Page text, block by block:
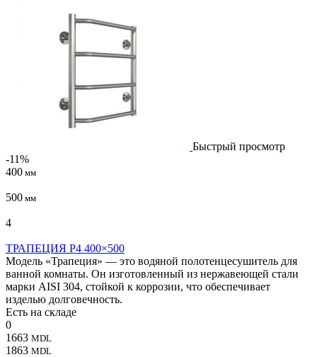
Быстрый просмотр
-11%
400 мм
500 мм
4
ТРАПЕЦИЯ P4 400×500
Модель «Трапеция» — это водяной полотенцесушитель для
ванной комнаты. Он изготовленный из нержавеющей стали
марки AISI 304, стойкой к коррозии, что обеспечивает
изделью долговечность.
Есть на складе
0
1663 MDL
1863 MDL